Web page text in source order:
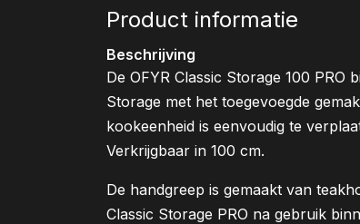
Product informatie
Beschrijving
De OFYR Classic Storage 100 PRO
Storage met het toegevoegde
kookeenheid is eenvoudig te
Verkrijgbaar in 100 cm.
De handgreep is gemaakt van
Classic Storage PRO na gebruik